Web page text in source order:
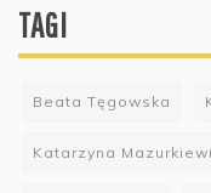
TAGI
Beata Tęgowska
Katarzyna